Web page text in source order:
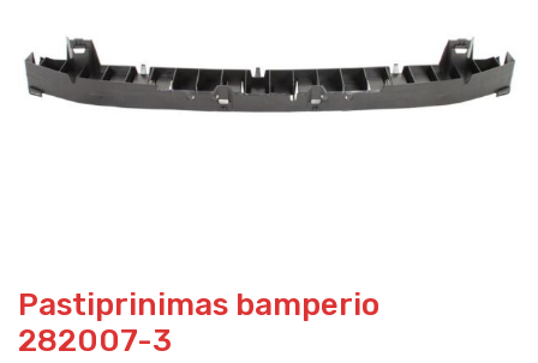
Pastiprinimas bamperio
282007-3